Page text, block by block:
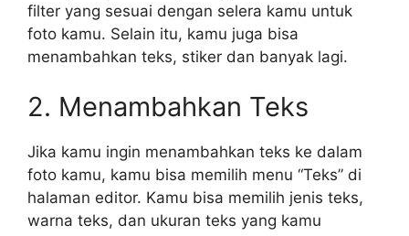
filter yang sesuai dengan selera kamu untuk
foto kamu. Selain itu, kamu juga bisa
menambahkan teks, stiker dan banyak lagi.
2. Menambahkan Teks
Jika kamu ingin menambahkan teks ke dalam
foto kamu, kamu bisa memilih menu “Teks” di
halaman editor. Kamu bisa memilih jenis teks,
warna teks, dan ukuran teks yang kamu